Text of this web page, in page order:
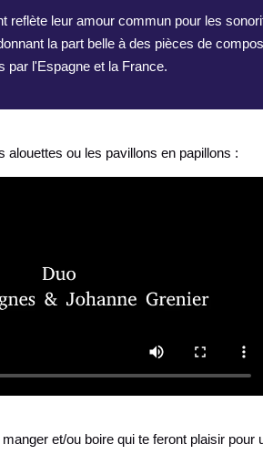
reflète leur amour commun pour les
la part belle à des pièces de
par l'Espagne et la France.
alouettes ou les pavillons en papillons :
et/ou boire qui te feront plaisir pour